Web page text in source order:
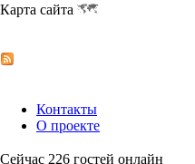
Карта сайта
Контакты
О проекте
Сейчас 226 гостей онлайн